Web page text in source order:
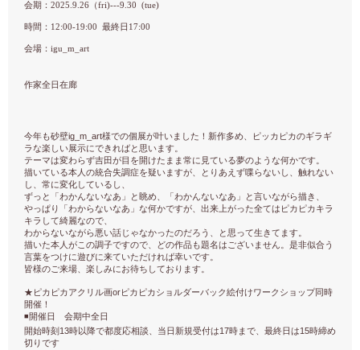
会期：2025.9.26（fri)---9.30 (tue)
時間：12:00-19:00 最終日17:00
会場：igu_m_art
作家全日在廊
今年も砂壁ig_m_art様での個展が叶いました！新作多め、ピッカピカのギラギ
ラな楽しい展示にできればと思います。
テーマは変わらず吉田が目を開けたまま常に見ている夢のような何かです。
描いている本人の統合失調症を疑いますが、とりあえず喋らないし、触れない
し、常に変化しているし、
ずっと「わかんないなあ」と眺め、「わかんないなあ」と言いながら描き、
やっぱり「わからないなあ」な何かですが、出来上がった全てはピカピカキラ
キラして綺麗なので、
わからないながら悪い話じゃなかったのだろう、と思って生きてます。
描いた本人がこの調子ですので、どの作品も題名はございません。是非似合う
言葉をつけに遊びに来ていただければ幸いです。
皆様のご来場、楽しみにお待ちしております。
★ピカピカアクリル画orピカピカショルダーバック絵付けワークショップ同時
開催！
◾️開催日 会期中全日
開始時刻 13時以降で都度応相談、当日新規受付は17時まで、最終日は15時締め
切りです